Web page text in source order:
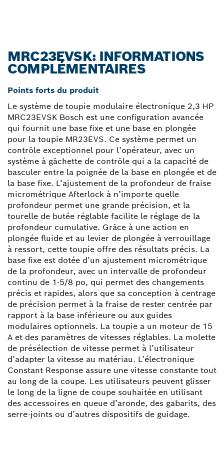
MRC23EVSK: INFORMATIONS
COMPLÉMENTAIRES
Points forts du produit
Le système de toupie modulaire électronique 2,3 HP
MRC23EVSK Bosch est une configuration avancée
qui fournit une base fixe et une base en plongée
pour la toupie MR23EVS. Ce système permet un
contrôle exceptionnel pour l’opérateur, avec un
système à gâchette de contrôle qui a la capacité de
basculer entre la poignée de la base en plongée et de
la base fixe. L’ajustement de la profondeur de fraise
micrométrique Afterlock à n’importe quelle
profondeur permet une grande précision, et la
tourelle de butée réglable facilite le réglage de la
profondeur cumulative. Grâce à une action en
plongée fluide et au levier de plongée à verrouillage
à ressort, cette toupie offre des résultats précis. La
base fixe est dotée d’un ajustement micrométrique
de la profondeur, avec un intervalle de profondeur
continu de 1-5/8 po, qui permet des changements
précis et rapides, alors que sa conception à centrage
de précision permet à la fraise de rester centrée par
rapport à la base inférieure ou aux guides
modulaires optionnels. La toupie a un moteur de 15
A et des paramètres de vitesses réglables. La molette
de présélection de vitesse permet à l’utilisateur
d’adapter la vitesse au matériau. L’électronique
Constant Response assure une vitesse constante tout
au long de la coupe. Les utilisateurs peuvent glisser
le long de la ligne de coupe souhaitée en utilisant
des accessoires en queue d’aronde, des gabarits, des
serre-joints ou d’autres dispositifs de guidage.